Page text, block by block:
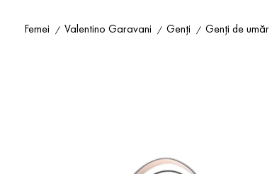
Femei Valentino Garavani Genți Genți de umăr